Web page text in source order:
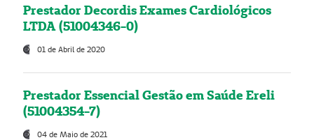
Prestador Decordis Exames Cardiológicos
LTDA (51004346-0)
01 de Abril de 2020
Prestador Essencial Gestão em Saúde Ereli
(51004354-7)
04 de Maio de 2021